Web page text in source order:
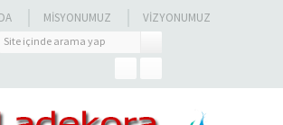
MISYONUMUZ VIZYONUMUZ